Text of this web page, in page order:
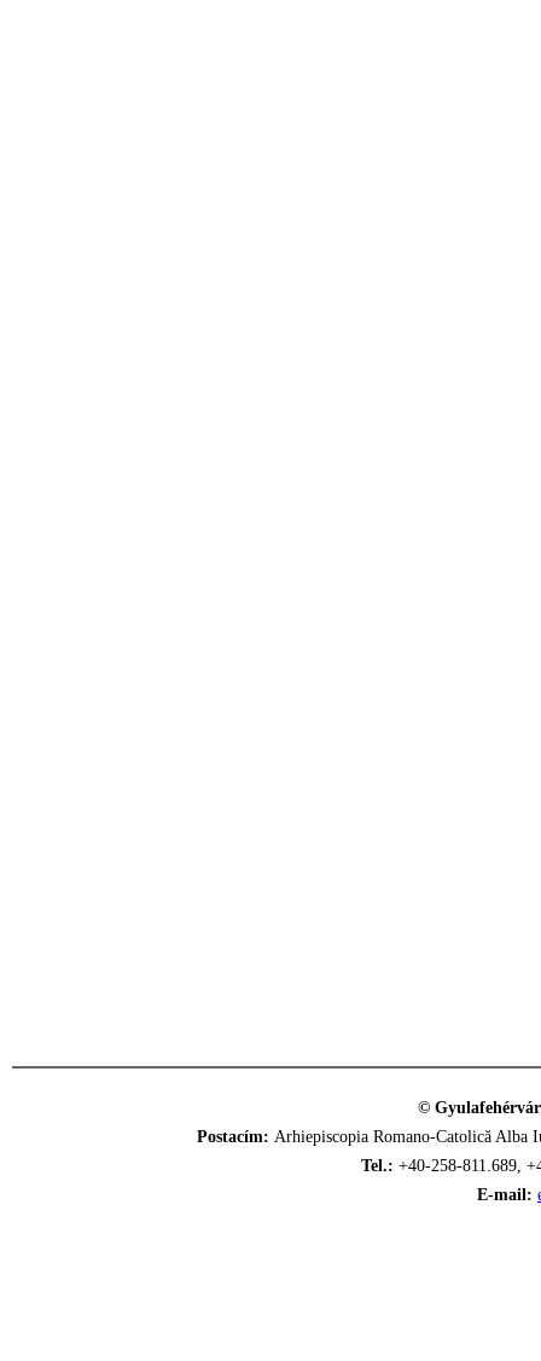
©
Postacím: Arhiepiscopia Romano-Catolică
Tel.: +40-258-811.689,
E-mail: